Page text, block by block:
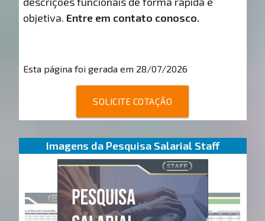
objetiva. Entre em contato conosco.
Esta página foi gerada em 28/07/2026
SOLICITE COTAÇÃO
Imagens da Pesquisa Salarial Staff